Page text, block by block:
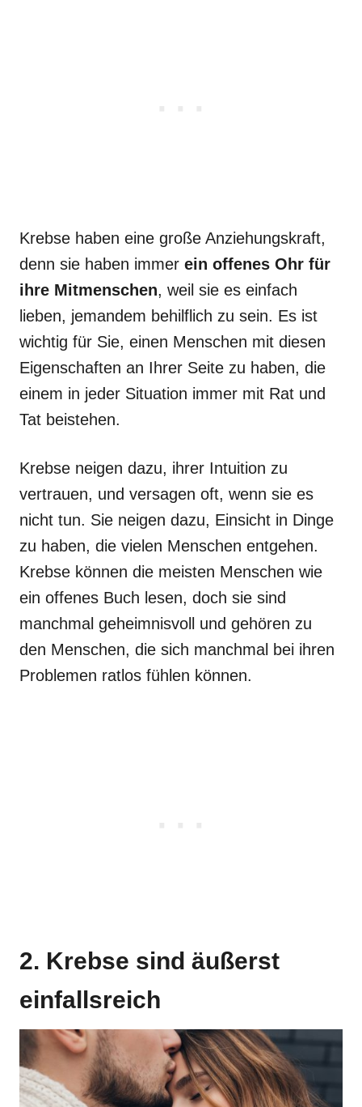
Krebse haben eine große Anziehungskraft,
denn sie haben immer ein offenes Ohr für
ihre Mitmenschen, weil sie es einfach
lieben, jemandem behilflich zu sein. Es ist
wichtig für Sie, einen Menschen mit diesen
Eigenschaften an Ihrer Seite zu haben, die
einem in jeder Situation immer mit Rat und
Tat beistehen.
Krebse neigen dazu, ihrer Intuition zu
vertrauen, und versagen oft, wenn sie es
nicht tun. Sie neigen dazu, Einsicht in Dinge
zu haben, die vielen Menschen entgehen.
Krebse können die meisten Menschen wie
ein offenes Buch lesen, doch sie sind
manchmal geheimnisvoll und gehören zu
den Menschen, die sich manchmal bei ihren
Problemen ratlos fühlen können.
2. Krebse sind äußerst
einfallsreich